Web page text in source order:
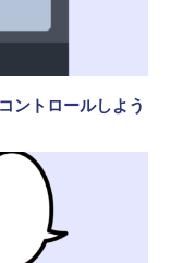
ントロールしよう